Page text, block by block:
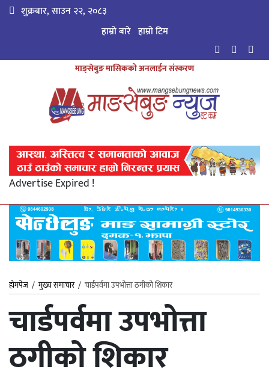
शुक्रबार, साउन २२, २०८३
हाम्रो बारे हाम्राे टिम
माङ्सेबुङ मासिकको अनलाईन संस्करण
Advertise Expired !
होमपेज /मुख्य समाचार/ चार्डपर्वमा उपभोत्ता ठगीको शिकार
चार्डपर्वमा उपभोत्ता
ठगीको शिकार